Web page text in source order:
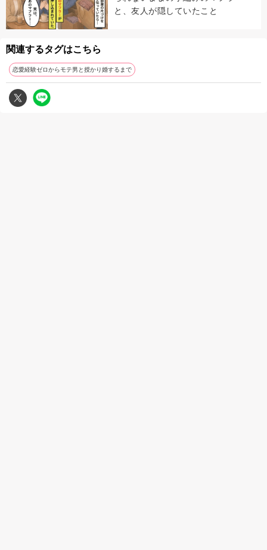
と、友人が隠していたこと
関連するタグはこちら
恋愛経験ゼロからモテ男と授かり婚するまで